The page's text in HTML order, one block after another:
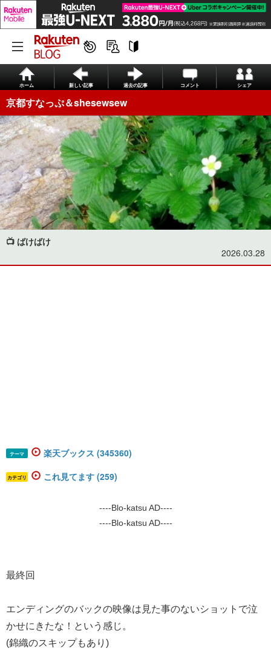
ホーム 新しい記事 過去の記事 コメント シェア
京都すなっぷ＆shesewsew
📺️ ばけばけ
2026.03.28
テーマ 楽天ブックス (345360)
カテゴリ これ見てます (259)
----Blo-katsu AD----
----Blo-katsu AD----
最終回
エンディングのバックの映像は見た事のないショットで泣
かせにきたな！という感じ。
(錦織のスキップもあり)